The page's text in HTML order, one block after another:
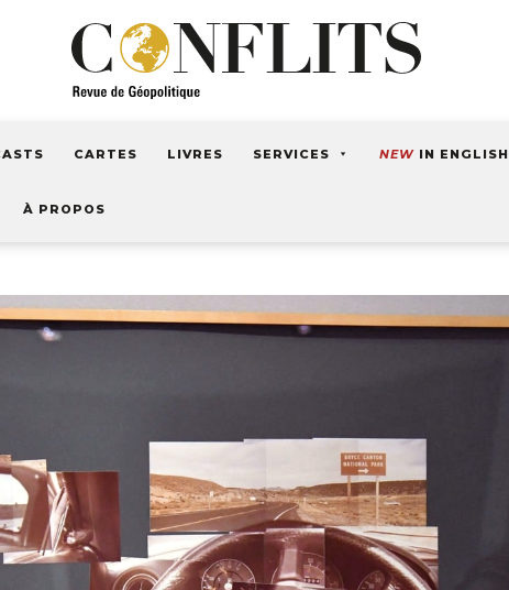
CARTES LIVRES SERVICES NEW IN ENGLISH
À PROPOS